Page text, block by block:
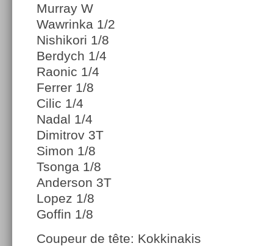
Murray W
Wawrinka 1/2
Nishikori 1/8
Berdych 1/4
Raonic 1/4
Ferrer 1/8
Cilic 1/4
Nadal 1/4
Dimitrov 3T
Simon 1/8
Tsonga 1/8
Anderson 3T
Lopez 1/8
Goffin 1/8
Coupeur de tête: Kokkinakis